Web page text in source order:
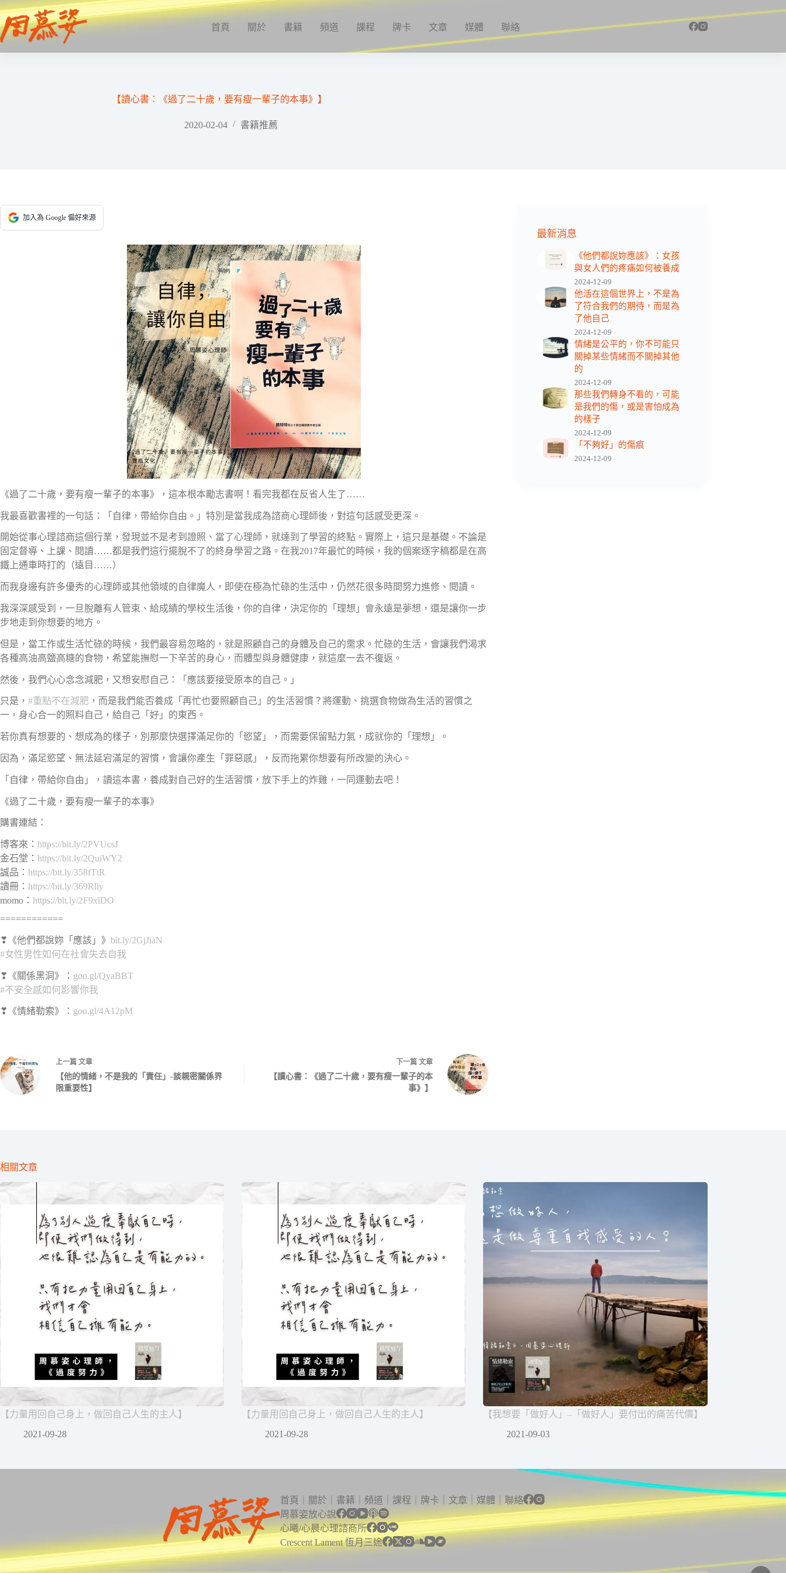
跳
至
主
首頁 關於 書籍 頻道 課程 牌卡 文章 媒體 聯絡
【讀心書：《過了二十歲，要有瘦一輩子的本事》】
2020-02-04 書籍推薦
加入為 Google 偏好來源
《過了二十歲，要有瘦一輩子的本事》，這本根本勵志書啊！看完我都在反省人生了……
我最喜歡書裡的一句話：「自律，帶給你自由。」特別是當我成為諮商心理師後，對這句話感受更深。
開始從事心理諮商這個行業，發現並不是考到證照、當了心理師，就達到了學習的終點。實際上，這只是基礎。不論是
固定督導、上課、閱讀……都是我們這行擺脫不了的終身學習之路。在我2017年最忙的時候，我的個案逐字稿都是在高
鐵上通車時打的（遠目……）
而我身邊有許多優秀的心理師或其他領域的自律魔人，即使在極為忙碌的生活中，仍然花很多時間努力進修、閱讀。
我深深感受到，一旦脫離有人管束、給成績的學校生活後，你的自律，決定你的「理想」會永遠是夢想，還是讓你一步
步地走到你想要的地方。
但是，當工作或生活忙碌的時候，我們最容易忽略的，就是照顧自己的身體及自己的需求。忙碌的生活，會讓我們渴求
各種高油高鹽高糖的食物，希望能撫慰一下辛苦的身心，而體型與身體健康，就這麼一去不復返。
然後，我們心心念念減肥，又想安慰自己：「應該要接受原本的自己。」
只是， #重點不在減肥 ，而是我們能否養成「再忙也要照顧自己」的生活習慣？將運動、挑選食物做為生活的習慣之
一，身心合一的照料自己，給自己「好」的東西。
若你真有想要的、想成為的樣子，別那麼快選擇滿足你的「慾望」，而需要保留點力氣，成就你的「理想」。
因為，滿足慾望、無法延宕滿足的習慣，會讓你產生「罪惡感」，反而拖累你想要有所改變的決心。
「自律，帶給你自由」，讀這本書，養成對自己好的生活習慣，放下手上的炸雞，一同運動去吧！
《過了二十歲，要有瘦一輩子的本事》
購書連結：
博客來： https://bit.ly/2PVUcsJ
金石堂： https://bit.ly/2QuiWY2
誠品： https://bit.ly/358fTtR
讀冊： https://bit.ly/369Rlly
momo： https://bit.ly/2F9xlDO
============
❣ 《他們都說妳「應該」》 bit.ly/2GjJiaN
#女性男性如何在社會失去自我
❣ 《關係黑洞》： goo.gl/QyaBBT
#不安全感如何影響你我
❣ 《情緒勒索》： goo.gl/4A12pM
上一篇 文章
【他的情緒，不是我的「責任」-談親密關係界
限重要性】
下一篇 文章
【讀心書：《過了二十歲，要有瘦一輩子的本
事》】
最新消息
《他們都說妳應該》：女孩
與女人們的疼痛如何被養成
2024-12-09
他活在這個世界上，不是為
了符合我們的期待，而是為
了他自己
2024-12-09
情緒是公平的，你不可能只
關掉某些情緒而不關掉其他
的
2024-12-09
那些我們轉身不看的，可能
是我們的傷，或是害怕成為
的樣子
2024-12-09
「不夠好」的傷痕
2024-12-09
相關文章
【力量用回自己身上，做回自己人生的主人】
2021-09-28
【力量用回自己身上，做回自己人生的主人】
2021-09-28
【我想要「做好人」–「做好人」要付出的痛苦代價】
2021-09-03
首頁 關於 書籍 頻道 課程 牌卡 文章 媒體
聯絡
周慕姿放心說
心曦/心晨心理諮商所
Crescent Lament 恆月三途